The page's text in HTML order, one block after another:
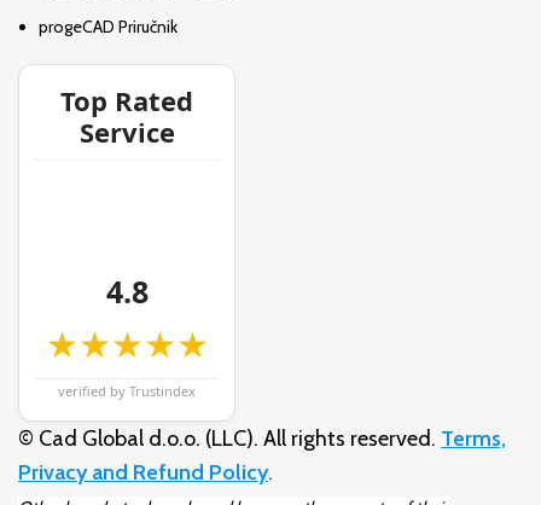
progeCAD Priručnik
Top Rated
Service
4.8
★★★★★
verified by Trustindex
© Cad Global d.o.o. (LLC). All rights reserved. Terms,
Privacy and Refund Policy.